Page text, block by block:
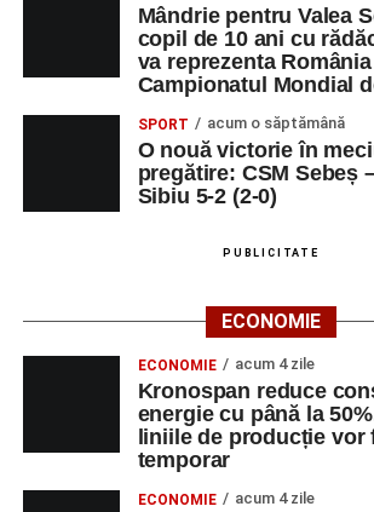
Mândrie pentru Valea
copil de 10 ani cu
va reprezenta
Campionatul Mondial
SPORT acum o săptămână
O nouă victorie în
pregătire: CSM Sebeș
Sibiu 5-2 (2-0)
PUBLICITATE
ECONOMIE
ECONOMIE acum 4 zile
Kronospan reduce
energie cu până la
liniile de producție vor
temporar
ECONOMIE acum 4 zile